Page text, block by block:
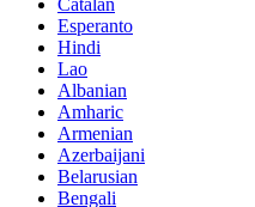
Catalan
Esperanto
Hindi
Lao
Albanian
Amharic
Armenian
Azerbaijani
Belarusian
Bengali